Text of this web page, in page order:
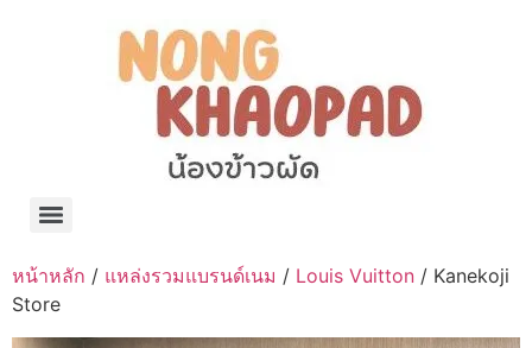
หน้าหลัก / แหล่งรวมแบรนด์เนม / Louis Vuitton / Kanekoji
Store